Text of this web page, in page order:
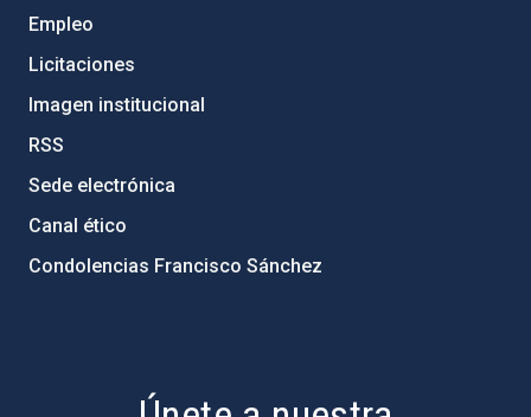
Empleo
Licitaciones
Imagen institucional
RSS
Sede electrónica
Canal ético
Condolencias Francisco Sánchez